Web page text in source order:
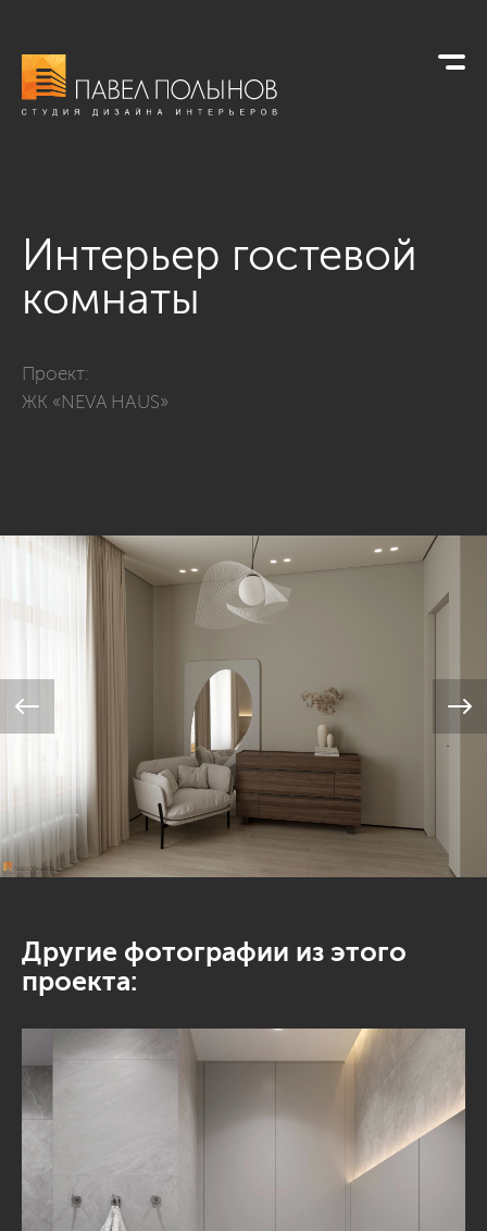
Интерьер гостевой
комнаты
Проект:
ЖК «NEVA HAUS»
Другие фотографии из этого
проекта: